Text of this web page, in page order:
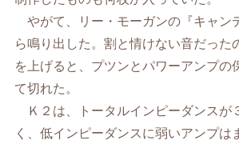
やがて、リー・モーガンの『キャン
ら鳴り出した。割と情けない音だった
を上げると、プツンとパワーアンプの
て切れた。
Ｋ２は、トータルインピーダンスが
く、低インピーダンスに弱いアンプは